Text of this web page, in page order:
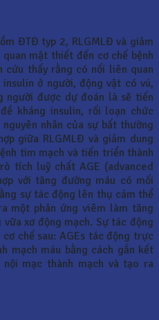
ĐTĐ typ 2, RLGMLĐ và giảm
mật thiết đến cơ chế bệnh
cứu thấy rằng có nối liên quan
ở người, động vật có vú,
người được dự đoán là sẽ tiến
kháng insulin, rối loạn chức
nhân của sự bất thường
giữa RLGMLĐ và giảm dung
tim mạch và tiến triển thành
tích luỹ chất AGE (advanced
với tăng đường máu có mối
sự tác động lên thụ cảm thể
một phản ứng viêm làm tăng
xơ động mạch. Sự tác động
chế sau: AGEs tác động trực
mạch máu bằng cách gắn kết
mạc thành mạch và tạo ra